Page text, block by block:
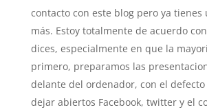
contacto con este blog pero ya tienes
más. Estoy totalmente de acuerdo
dices, especialmente en que la
primero, preparamos las
delante del ordenador, con el
dejar abiertos Facebook, twitter y el